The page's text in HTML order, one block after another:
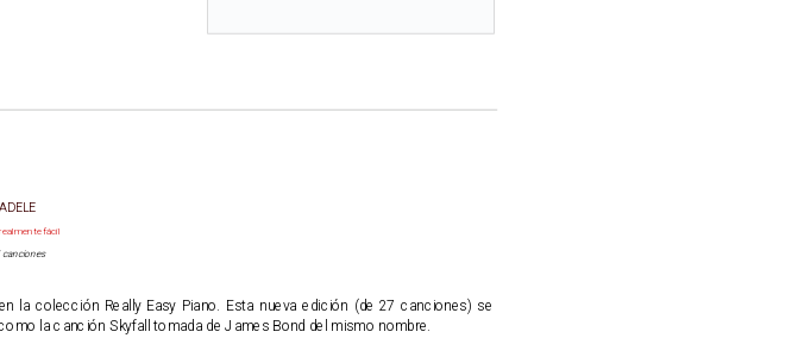
ADELE
fácil
canciones
la colección Really Easy Piano. Esta nueva edición (de 27 canciones) se
la canción Skyfall tomada de James Bond del mismo nombre.